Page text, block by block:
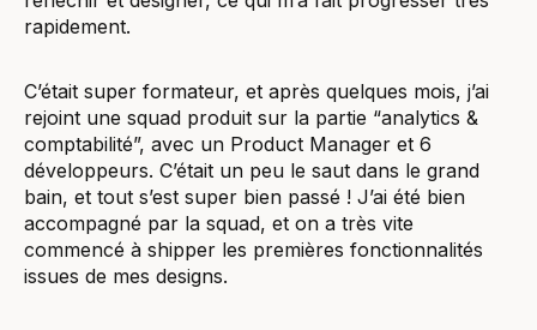
rapidement.
C’était super formateur, et après quelques mois, j’ai
rejoint une squad produit sur la partie “analytics &
comptabilité”, avec un Product Manager et 6
développeurs. C’était un peu le saut dans le grand
bain, et tout s’est super bien passé ! J’ai été bien
accompagné par la squad, et on a très vite
commencé à shipper les premières fonctionnalités
issues de mes designs.